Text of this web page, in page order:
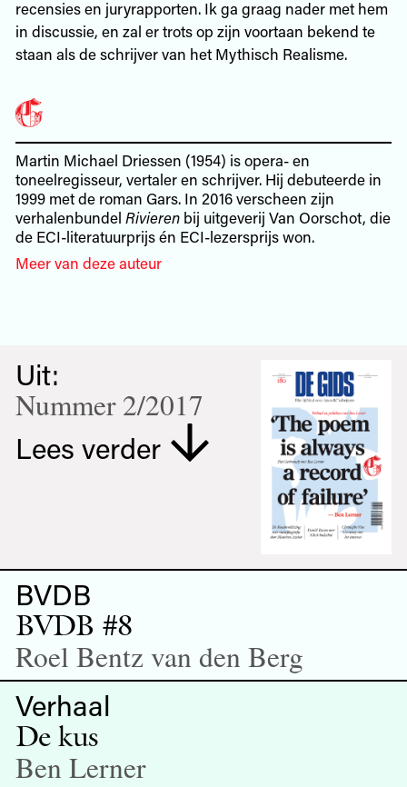
recensies en juryrapporten. Ik ga graag nader met hem
in discussie, en zal er trots op zijn voortaan bekend te
staan als de schrijver van het Mythisch Realisme.
Martin Michael Driessen (1954) is opera- en
toneelregisseur, vertaler en schrijver. Hij debuteerde in
1999 met de roman Gars. In 2016 verscheen zijn
verhalenbundel Rivierenbij uitgeverij Van Oorschot, die
de ECI-literatuurprijs én ECI-lezersprijs won.
Meer van deze auteur
Uit:
Nummer 2/2017
Lees verder
BVDB
BVDB #8
Roel Bentz van den Berg
Verhaal
De kus
Ben Lerner